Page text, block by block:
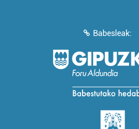
Babesleak: